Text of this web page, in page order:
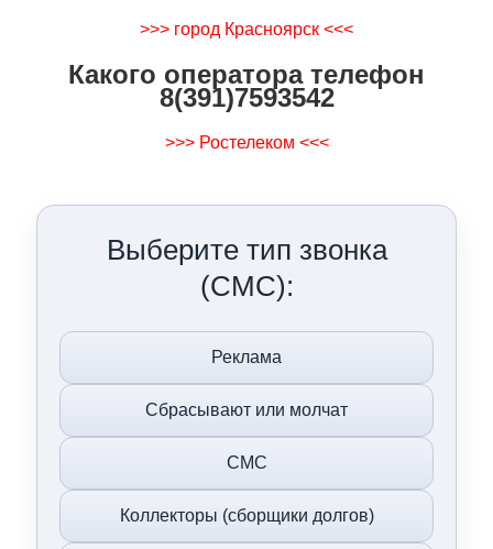
>>> город Красноярск <<<
Какого оператора телефон
8(391)7593542
>>> Ростелеком <<<
Выберите тип звонка
(СМС):
Реклама
Сбрасывают или молчат
СМС
Коллекторы (сборщики долгов)